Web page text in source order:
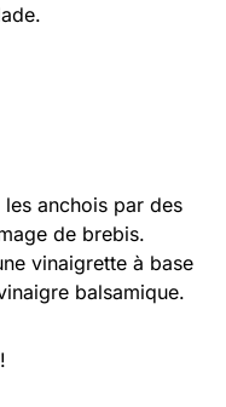
anchois par des
de brebis.
vinaigrette à base
balsamique.